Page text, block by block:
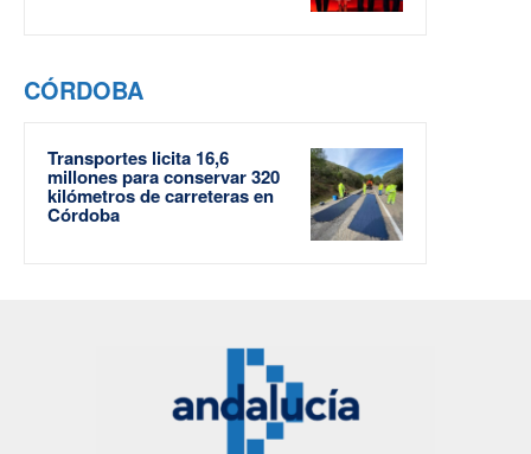
CÓRDOBA
Transportes licita 16,6
millones para conservar 320
kilómetros de carreteras en
Córdoba